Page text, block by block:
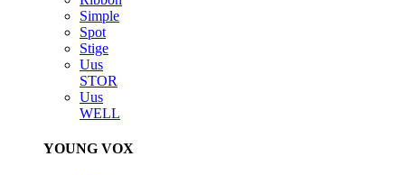
Simple
Spot
Stige
Uus
STOR
Uus
WELL
YOUNG VOX